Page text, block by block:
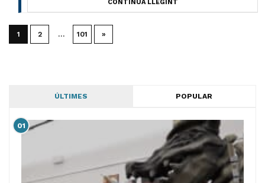
CONTINUA LLEGINT
1 2 … 101 »
ÚLTIMES POPULAR
01